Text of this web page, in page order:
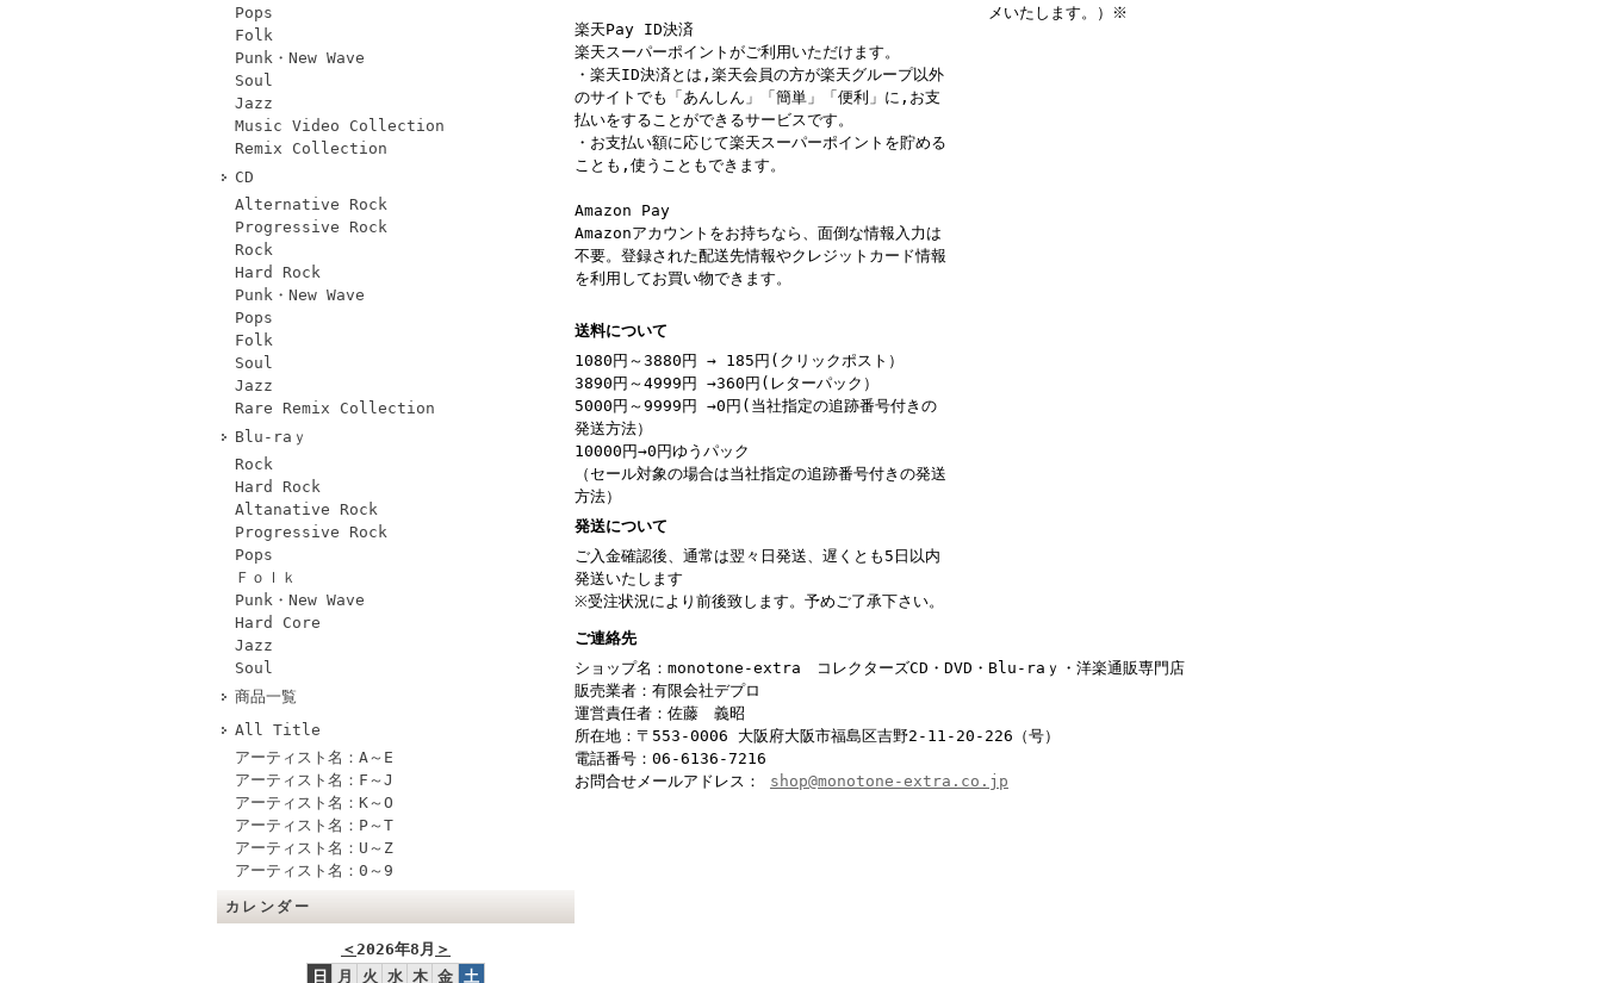
Pops
Folk
Punk・New Wave
Soul
Jazz
Music Video Collection
Remix Collection
CD
Alternative Rock
Progressive Rock
Rock
Hard Rock
Punk・New Wave
Pops
Folk
Soul
Jazz
Rare Remix Collection
Blu-raｙ
Rock
Hard Rock
Altanative Rock
Progressive Rock
Pops
Ｆｏｌｋ
Punk・New Wave
Hard Core
Jazz
Soul
商品一覧
All Title
アーティスト名：A～E
アーティスト名：F～J
アーティスト名：K～O
アーティスト名：P～T
アーティスト名：U～Z
アーティスト名：0～9
カレンダー
＜2026年8月 ＞
日
月 火 水 木 金 土
楽天Pay ID決済
楽天スーパーポイントがご利用いただけます。
・楽天ID決済とは,楽天会員の方が楽天グループ以外
のサイトでも「あんしん」「簡単」「便利」に,お支
払いをすることができるサービスです。
・お支払い額に応じて楽天スーパーポイントを貯める
ことも,使うこともできます。
Amazon Pay
Amazonアカウントをお持ちなら、面倒な情報入力は
不要。登録された配送先情報やクレジットカード情報
を利用してお買い物できます。
送料について
1080円～3880円 → 185円(クリックポスト）
3890円～4999円 →360円(レターパック）
5000円～9999円 →0円(当社指定の追跡番号付きの
発送方法）
10000円→0円ゆうパック
（セール対象の場合は当社指定の追跡番号付きの発送
方法）
発送について
ご入金確認後、通常は翌々日発送、遅くとも5日以内
発送いたします
※受注状況により前後致します。予めご了承下さい。
メいたします。）※
ご連絡先
ショップ名：monotone-extra コレクターズCD・DVD・Blu-raｙ・洋楽通販専門店
販売業者：有限会社デプロ
運営責任者：佐藤 義昭
所在地：〒553-0006 大阪府大阪市福島区吉野2-11-20-226（号）
電話番号：06-6136-7216
お問合せメールアドレス： shop@monotone-extra.co.jp